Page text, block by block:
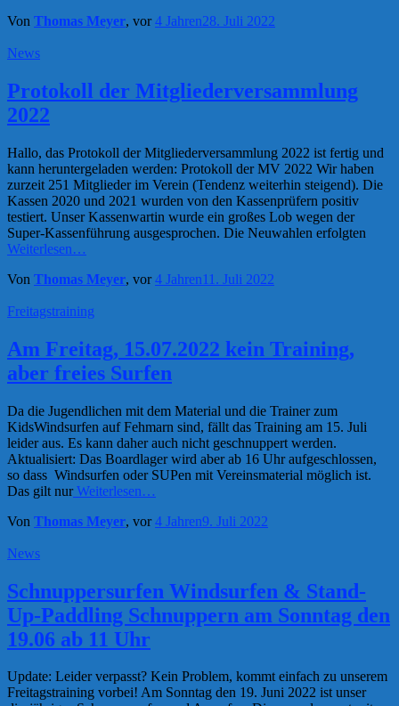
Von Thomas Meyer, vor4 Jahren28. Juli 2022
News
Protokoll der Mitgliederversammlung
2022
Hallo, das Protokoll der Mitgliederversammlung 2022 ist fertig und
kann heruntergeladen werden: Protokoll der MV 2022 Wir haben
zurzeit 251 Mitglieder im Verein (Tendenz weiterhin steigend). Die
Kassen 2020 und 2021 wurden von den Kassenprüfern positiv
testiert. Unser Kassenwartin wurde ein großes Lob wegen der
Super-Kassenführung ausgesprochen. Die Neuwahlen erfolgten
Weiterlesen…
Von Thomas Meyer, vor4 Jahren11. Juli 2022
Freitagstraining
Am Freitag, 15.07.2022 kein Training,
aber freies Surfen
Da die Jugendlichen mit dem Material und die Trainer zum
KidsWindsurfen auf Fehmarn sind, fällt das Training am 15. Juli
leider aus. Es kann daher auch nicht geschnuppert werden.
Aktualisiert: Das Boardlager wird aber ab 16 Uhr aufgeschlossen,
so dass Windsurfen oder SUPen mit Vereinsmaterial möglich ist.
Das gilt nurWeiterlesen…
Von Thomas Meyer, vor4 Jahren9. Juli 2022
News
Schnuppersurfen Windsurfen & Stand-
Up-Paddling Schnuppern am Sonntag den
19.06 ab 11 Uhr
Update: Leider verpasst? Kein Problem, kommt einfach zu unserem
Freitagstraining vorbei! Am Sonntag den 19. Juni 2022 ist unser